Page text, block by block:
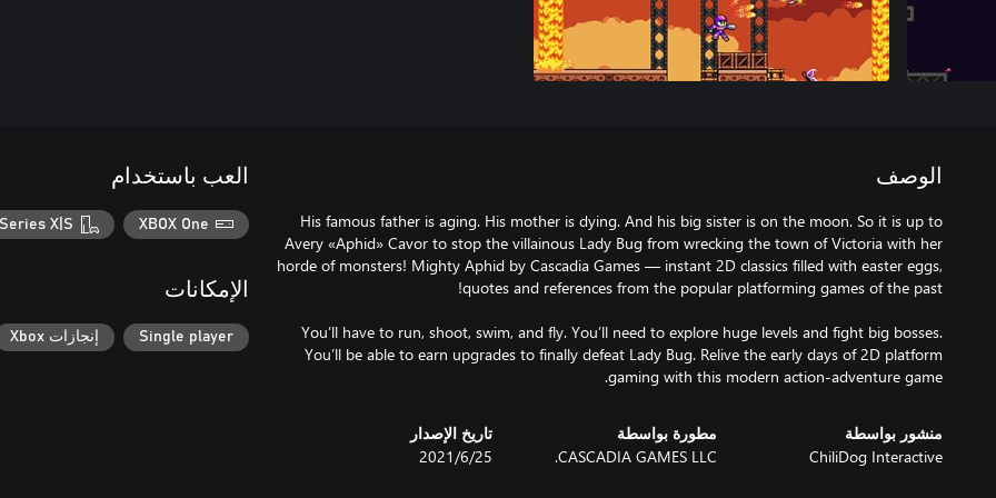
الوصف
His famous father is aging. His mother is dying. And his big sister is on the moon. So it is up to
Avery «Aphid» Cavor to stop the villainous Lady Bug from wrecking the town of Victoria with her
horde of monsters! Mighty Aphid by Cascadia Games — instant 2D classics filled with easter eggs,
You’ll have to run, shoot, swim, and fly. You’ll need to explore huge levels and fight big bosses.
You’ll be able to earn upgrades to finally defeat Lady Bug. Relive the early days of 2D platform
gaming with this modern action-adventure game.
منشور بواسطة
ChiliDog Interactive
مطورة بواسطة
CASCADIA GAMES LLC.
تاريخ الإصدار
25‏/6‏/2021
العب باستخدام
XBOX One
X|S
الإمكانات
Single player إنجازات Xbox